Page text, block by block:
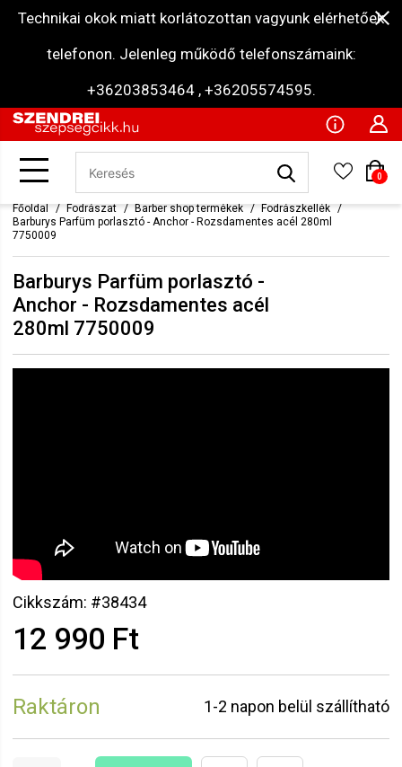
Technikai okok miatt korlátozottan vagyunk elérhetőek
telefonon. Jelenleg működő telefonszámaink:
+36203853464 , +36205574595.
0
Főoldal Fodrászat Barber shop termékek
Fodrászkellék
Barburys Parfüm porlasztó - Anchor - Rozsdamentes acél 280ml
7750009
Barburys Parfüm porlasztó -
Anchor - Rozsdamentes acél
280ml 7750009
Cikkszám: #38434
12 990 Ft
Raktáron 1-2 napon belül szállítható